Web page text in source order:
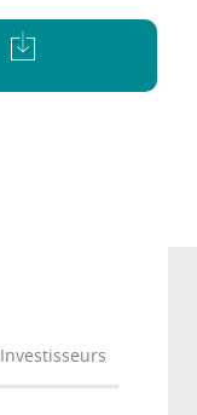
Investisseurs